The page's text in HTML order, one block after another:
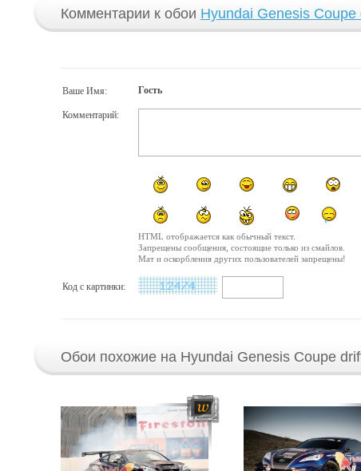
Комментарии к обои Hyundai Genesis Coupe
Ваше Имя: Гость
Комментарий:
HTML отображается как обычный текст.
Запрещены сообщения, состоящие только из смайлов.
Мат и оскорбления других пользователей запрещены!
Код с картинки:
Обои похожие на Hyundai Genesis Coupe